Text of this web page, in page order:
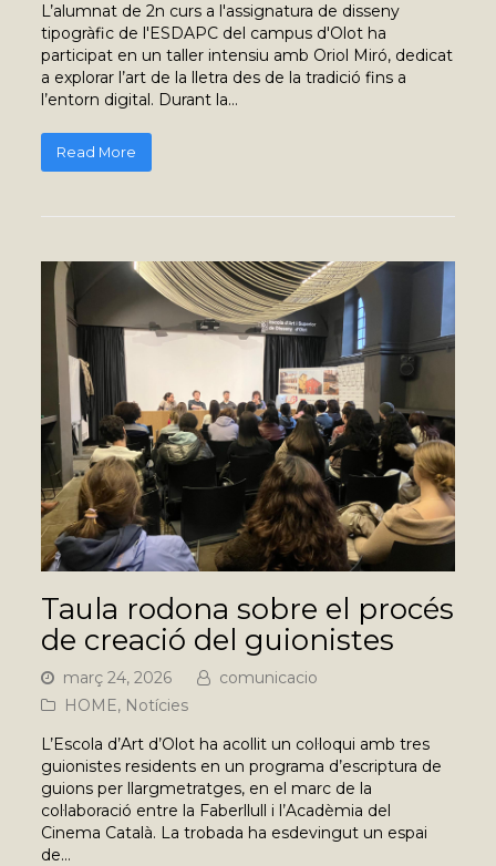
L’alumnat de 2n curs a l'assignatura de disseny
tipogràfic de l'ESDAPC del campus d'Olot ha
participat en un taller intensiu amb Oriol Miró, dedicat
a explorar l’art de la lletra des de la tradició fins a
l’entorn digital. Durant la…
Read More
Taula rodona sobre el procés
de creació del guionistes
març 24, 2026
comunicacio
HOME, Notícies
L’Escola d’Art d’Olot ha acollit un col·loqui amb tres
guionistes residents en un programa d’escriptura de
guions per llargmetratges, en el marc de la
col·laboració entre la Faberllull i l’Acadèmia del
Cinema Català. La trobada ha esdevingut un espai
de…